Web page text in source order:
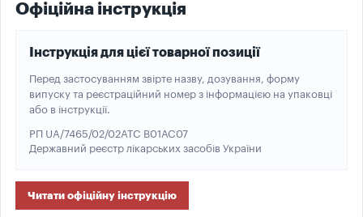
Офіційна інструкція
Інструкція для цієї товарної позиції
Перед застосуванням звірте назву, дозування, форму
випуску та реєстраційний номер з інформацією на упаковці
або в інструкції.
РП UA/7465/02/02ATC B01AC07
Державний реєстр лікарських засобів України
Читати офіційну інструкцію